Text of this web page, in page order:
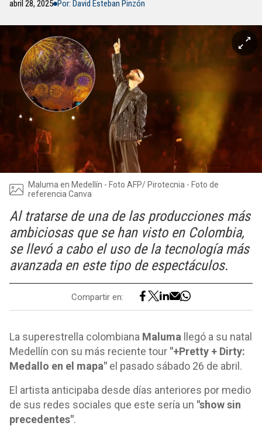
abril 28, 2025 Por: David Esteban Pinzón
Maluma en Medellín - Foto AFP/ Pirotecnia - Foto de
referencia Canva
Al tratarse de una de las producciones más
ambiciosas que se han visto en Colombia,
se llevó a cabo el uso de la tecnología más
avanzada en este tipo de espectáculos.
Compartir en:
La superestrella colombiana Maluma llegó a su natal
Medellín con su más reciente tour "+Pretty + Dirty:
Medallo en el mapa" el pasado sábado 26 de abril.
El artista anticipaba desde días anteriores por medio
de sus redes sociales que este sería un "show sin
precedentes".